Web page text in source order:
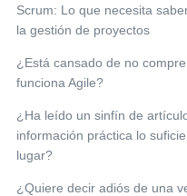
Scrum: Lo que necesita
la gestión de proyectos
¿Está cansado de no
funciona Agile?
¿Ha leído un sinfín de
información práctica lo
lugar?
¿Quiere decir adiós de una